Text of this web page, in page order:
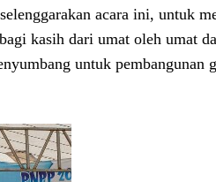
acara ini, untuk
kasih dari umat oleh umat
untuk pembangunan